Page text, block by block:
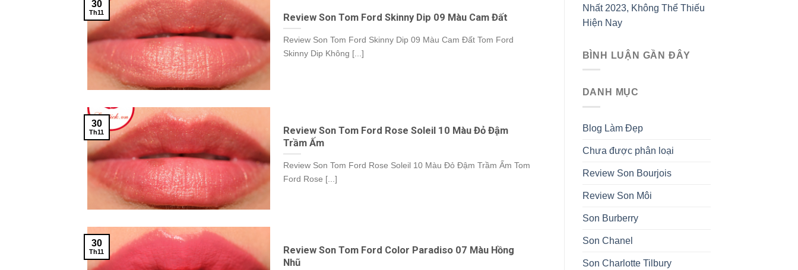
Review Son Tom Ford Skinny Dip 09 Màu Cam Đất
Review Son Tom Ford Skinny Dip 09 Màu Cam Đất Tom Ford
Skinny Dip Không [...]
30
Th11
Review Son Tom Ford Rose Soleil 10 Màu Đỏ Đậm
Trầm Ấm
Review Son Tom Ford Rose Soleil 10 Màu Đỏ Đậm Trầm Ấm Tom
Ford Rose [...]
30
Th11
Review Son Tom Ford Color Paradiso 07 Màu Hồng
Nhũ
30
Th11
Nhất 2023, Không Thể Thiếu
Hiện Nay
BÌNH LUẬN GẦN ĐÂY
DANH MỤC
Blog Làm Đẹp
Chưa được phân loại
Review Son Bourjois
Review Son Môi
Son Burberry
Son Chanel
Son Charlotte Tilbury